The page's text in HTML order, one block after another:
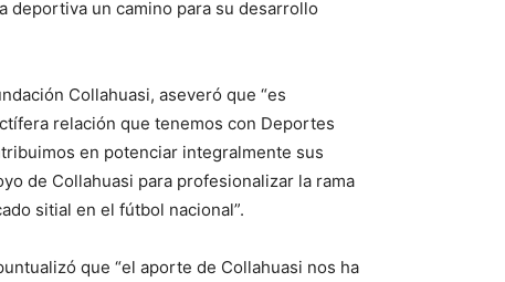
deportiva un camino para su desarrollo
Collahuasi, aseveró que “es
relación que tenemos con Deportes
en potenciar integralmente sus
de Collahuasi para profesionalizar la rama
sitial en el fútbol nacional”.
que “el aporte de Collahuasi nos ha